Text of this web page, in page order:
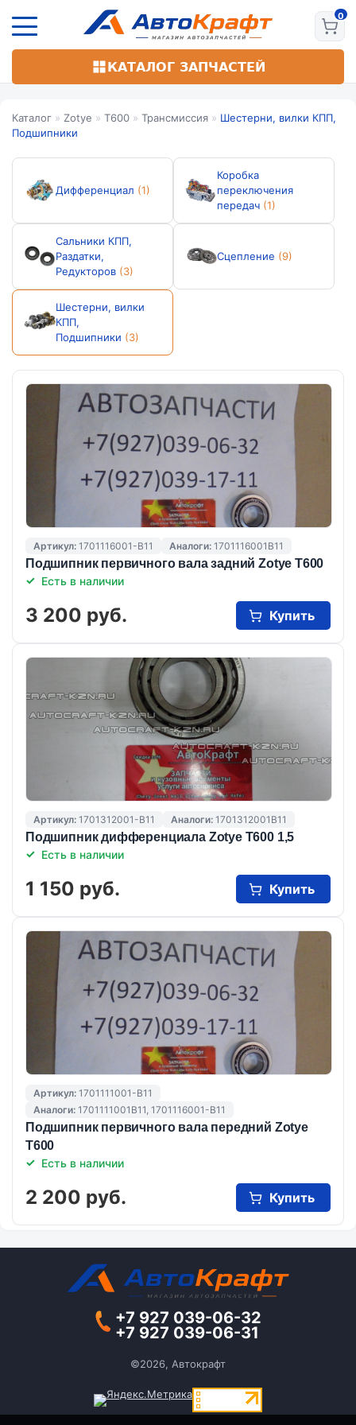
основному
КАТАЛОГ ЗАПЧАСТЕЙ
Каталог » Zotye » T600 » Трансмиссия » Шестерни, вилки КПП,
Подшипники
Дифференциал (1)
Коробка
переключения
передач (1)
Сальники КПП,
Раздатки,
Редукторов (3)
Сцепление (9)
Шестерни, вилки
КПП,
Подшипники (3)
Артикул: 1701116001-B11 Аналоги: 1701116001B11
Подшипник первичного вала задний Zotye T600
Есть в наличии
3 200 руб. Купить
Артикул: 1701312001-B11 Аналоги: 1701312001B11
Подшипник дифференциала Zotye T600 1,5
Есть в наличии
1 150 руб. Купить
Артикул: 1701111001-B11
Аналоги: 1701111001B11, 1701116001-B11
Подшипник первичного вала передний Zotye
T600
Есть в наличии
2 200 руб. Купить
+7 927 039-06-32
+7 927 039-06-31
©2026, Автокрафт